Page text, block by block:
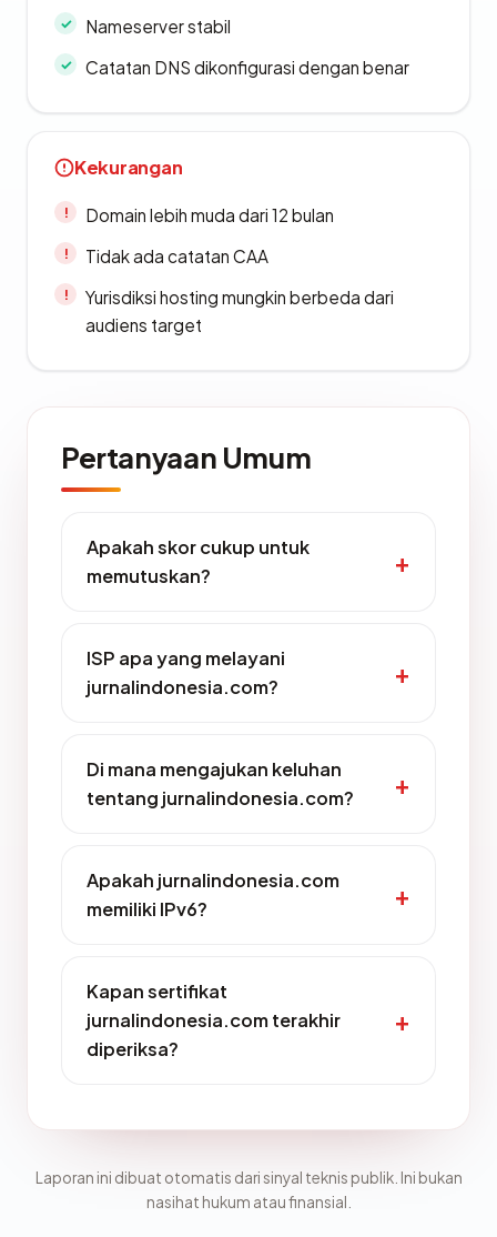
Nameserver stabil
Catatan DNS dikonfigurasi dengan benar
Kekurangan
Domain lebih muda dari 12 bulan
Tidak ada catatan CAA
Yurisdiksi hosting mungkin berbeda dari
audiens target
Pertanyaan Umum
Apakah skor cukup untuk
memutuskan?
ISP apa yang melayani
jurnalindonesia.com?
Di mana mengajukan keluhan
tentang jurnalindonesia.com?
Apakah jurnalindonesia.com
memiliki IPv6?
Kapan sertifikat
jurnalindonesia.com terakhir
diperiksa?
Laporan ini dibuat otomatis dari sinyal teknis publik. Ini bukan
nasihat hukum atau finansial.